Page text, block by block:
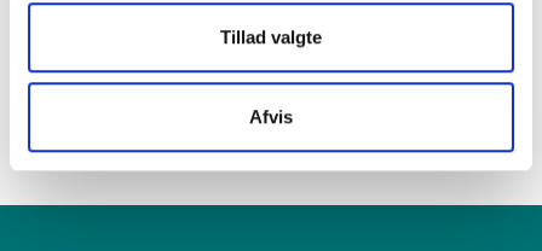
Tillad valgte
Afvis
Find din lokale forretningher